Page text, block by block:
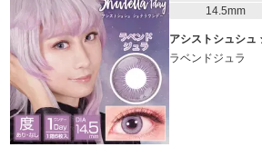
14.5mm
アシストシュシュ
ラベンドジュラ